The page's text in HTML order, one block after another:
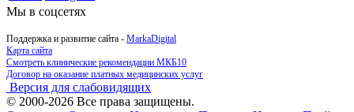
Мы в соцсетях
Поддержка и развитие сайта - MarkaDigital
Карта сайта
Смотреть клинические рекомендации МКБ10
Договор на оказание платных медицинских услуг
Версия для слабовидящих
© 2000-2026 Все права защищены.